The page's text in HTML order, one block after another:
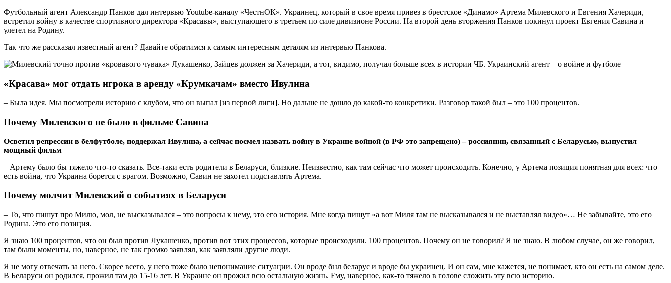
Футбольный агент Александр Панков дал интервью Youtube-каналу «ЧестнОК». Украинец, который в свое время привез в брестское «Динамо» Артема Милевского и Евгения Хачериди,
встретил войну в качестве спортивного директора «Красавы», выступающего в третьем по силе дивизионе России. На второй день вторжения Панков покинул проект Евгения Савина и
улетел на Родину.
Так что же рассказал известный агент? Давайте обратимся к самым интересным деталям из интервью Панкова.
«Красава» мог отдать игрока в аренду «Крумкачам» вместо Ивулина
– Была идея. Мы посмотрели историю с клубом, что он выпал [из первой лиги]. Но дальше не дошло до какой-то конкретики. Разговор такой был – это 100 процентов.
Почему Милевского не было в фильме Савина
Осветил репрессии в белфутболе, поддержал Ивулина, а сейчас посмел назвать войну в Украине войной (в РФ это запрещено) – россиянин, связанный с Беларусью, выпустил
мощный фильм
– Артему было бы тяжело что-то сказать. Все-таки есть родители в Беларуси, близкие. Неизвестно, как там сейчас что может происходить. Конечно, у Артема позиция понятная для всех: что
есть война, что Украина борется с врагом. Возможно, Савин не захотел подставлять Артема.
Почему молчит Милевский о событиях в Беларуси
– То, что пишут про Милю, мол, не высказывался – это вопросы к нему, это его история. Мне когда пишут «а вот Миля там не высказывался и не выставлял видео»… Не забывайте, это его
Родина. Это его позиция.
Я знаю 100 процентов, что он был против Лукашенко, против вот этих процессов, которые происходили. 100 процентов. Почему он не говорил? Я не знаю. В любом случае, он же говорил,
там были моменты, но, наверное, не так громко заявлял, как заявляли другие люди.
Я не могу отвечать за него. Скорее всего, у него тоже было непонимание ситуации. Он вроде был беларус и вроде бы украинец. И он сам, мне кажется, не понимает, кто он есть на самом деле.
В Беларуси он родился, прожил там до 15-16 лет. В Украине он прожил всю остальную жизнь. Ему, наверное, как-то тяжело в голове сложить эту всю историю.